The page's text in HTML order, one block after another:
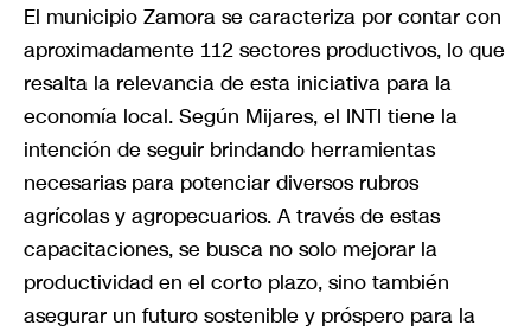
El municipio Zamora se caracteriza por contar con
aproximadamente 112 sectores productivos, lo que
resalta la relevancia de esta iniciativa para la
economía local. Según Mijares, el INTI tiene la
intención de seguir brindando herramientas
necesarias para potenciar diversos rubros
agrícolas y agropecuarios. A través de estas
capacitaciones, se busca no solo mejorar la
productividad en el corto plazo, sino también
asegurar un futuro sostenible y próspero para la